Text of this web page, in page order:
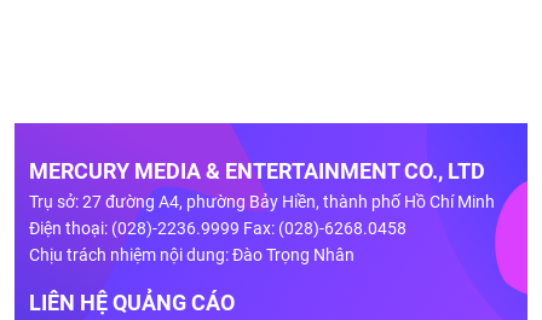
MERCURY MEDIA & ENTERTAINMENT CO., LTD
Trụ sở: 27 đường A4, phường Bảy Hiền, thành phố Hồ Chí Minh
Điện thoại: (028)-2236.9999 Fax: (028)-6268.0458
Chịu trách nhiệm nội dung: Đào Trọng Nhân
LIÊN HỆ QUẢNG CÁO